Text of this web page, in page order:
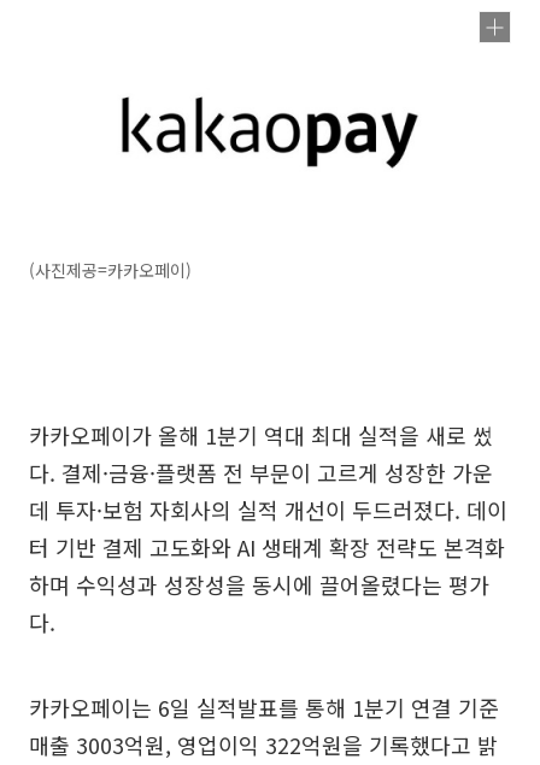
(사진제공=카카오페이)
카카오페이가 올해 1분기 역대 최대 실적을 새로 썼
다. 결제·금융·플랫폼 전 부문이 고르게 성장한 가운
데 투자·보험 자회사의 실적 개선이 두드러졌다. 데이
터 기반 결제 고도화와 AI 생태계 확장 전략도 본격화
하며 수익성과 성장성을 동시에 끌어올렸다는 평가
다.
카카오페이는 6일 실적발표를 통해 1분기 연결 기준
매출 3003억원, 영업이익 322억원을 기록했다고 밝